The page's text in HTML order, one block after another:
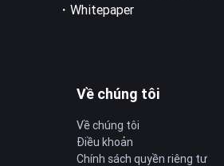
・ Whitepaper
Về chúng tôi
Về chúng tôi
Điều khoản
Chính sách quyền riêng tư